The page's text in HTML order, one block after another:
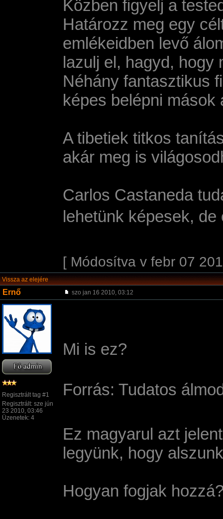
Közben figyelj a
Határozz meg egy
emlékeidben levő
lazulj el, hagyd, hogy
Néhány fantasztikus
képes belépni mások
A tibetiek titkos
akár meg is
Carlos Castaneda
lehetünk képesek, de
[ Módosítva v febr 07
Vissza az elejére
Ernő szo jan 16 2010, 03:12
Regisztrált tag #1
Regisztrált: sze jún
23 2010, 03:46
Üzenetek: 4
Mi is ez?
Forrás: Tudatos
Ez magyarul azt
legyünk, hogy
Hogyan fogjak